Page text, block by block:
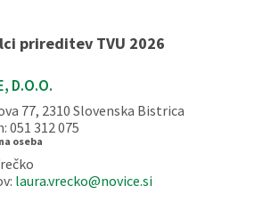
prireditev TVU 2026
D.O.O.
77, 2310 Slovenska Bistrica
051 312 075
oseba
laura.vrecko@novice.si